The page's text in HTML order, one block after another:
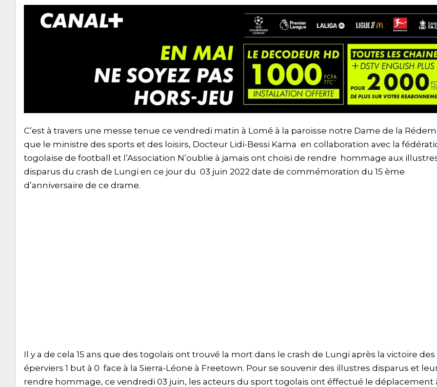
C’est à travers une messe tenue ce vendredi matin à Lomé à la paroisse notre Dame de la
que le ministre des sports et des loisirs, Docteur Lidi-Bessi Kama en collaboration avec la
togolaise de football et l’Association N’oublie à jamais ont choisi de rendre hommage aux
disparus du crash de Lungi en ce jour du 03 juin 2022 date de commémoration du 15 ème
d’anniversaire de ce drame.
Il y a de cela 15 ans que des togolais ont trouvé la mort dans le crash de Lungi après la victoire des
éperviers 1 but à 0 face à la Sierra-Léone à Freetown. Pour se souvenir des illustres disparus et
rendre hommage, ce vendredi 03 juin, les acteurs du sport togolais ont éffectué le déplacement